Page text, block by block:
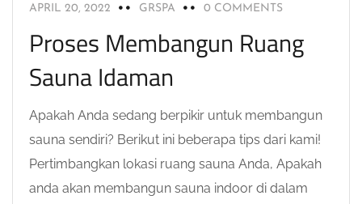
APRIL 20, 2022 GRSPA 0 COMMENTS
Proses Membangun Ruang
Sauna Idaman
Apakah Anda sedang berpikir untuk membangun
sauna sendiri? Berikut ini beberapa tips dari kami!
Pertimbangkan lokasi ruang sauna Anda, Apakah
anda akan membangun sauna indoor di dalam